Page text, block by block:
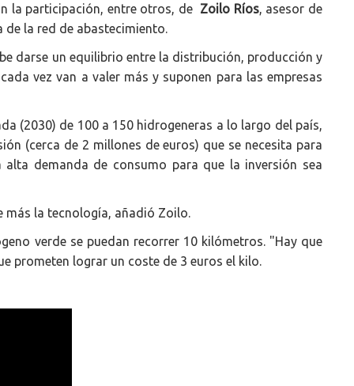
la participación, entre otros, de Zoilo Ríos, asesor de
de la red de abastecimiento.
darse un equilibrio entre la distribución, producción y
vez van a valer más y suponen para las empresas
(2030) de 100 a 150 hidrogeneras a lo largo del país,
(cerca de 2 millones de euros) que se necesita para
demanda de consumo para que la inversión sea
más la tecnología, añadió Zoilo.
verde se puedan recorrer 10 kilómetros. "Hay que
prometen lograr un coste de 3 euros el kilo.